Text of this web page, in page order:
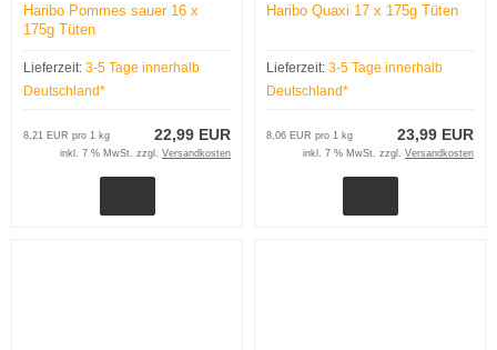
Haribo Pommes sauer 16 x
175g Tüten
Lieferzeit: 3-5 Tage innerhalb
Deutschland*
22,99 EUR
8,21 EUR pro 1 kg
inkl. 7 % MwSt. zzgl. Versandkosten
Haribo Quaxi 17 x 175g Tüten
Lieferzeit: 3-5 Tage innerhalb
Deutschland*
23,99 EUR
8,06 EUR pro 1 kg
inkl. 7 % MwSt. zzgl. Versandkosten